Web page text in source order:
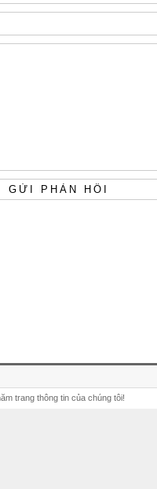
trang thông tin của chúng tôi!